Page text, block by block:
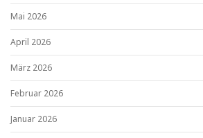
Mai 2026
April 2026
März 2026
Februar 2026
Januar 2026